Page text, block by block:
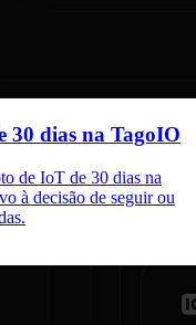
30 dias na TagoIO
de IoT de 30 dias na
à decisão de seguir ou